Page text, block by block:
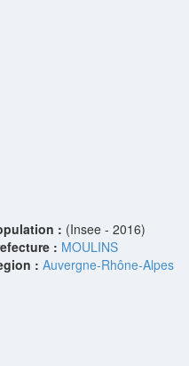
: (Insee - 2016)
: MOULINS
: Auvergne-Rhône-Alpes